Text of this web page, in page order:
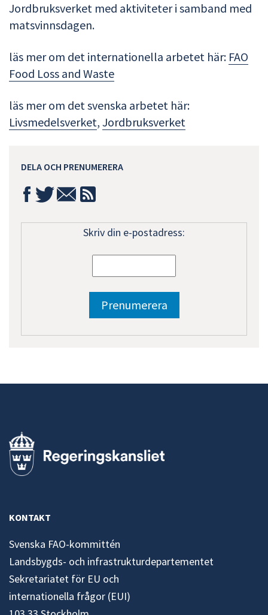
Jordbruksverket med aktiviteter i samband med
matsvinnsdagen.
läs mer om det internationella arbetet här: FAO
Food Loss and Waste
läs mer om det svenska arbetet här:
Livsmedelsverket, Jordbruksverket
DELA OCH PRENUMERERA
Skriv din e-postadress:
KONTAKT
Svenska FAO-kommittén
Landsbygds- och infrastrukturdepartementet
Sekretariatet för EU och
internationella frågor (EUI)